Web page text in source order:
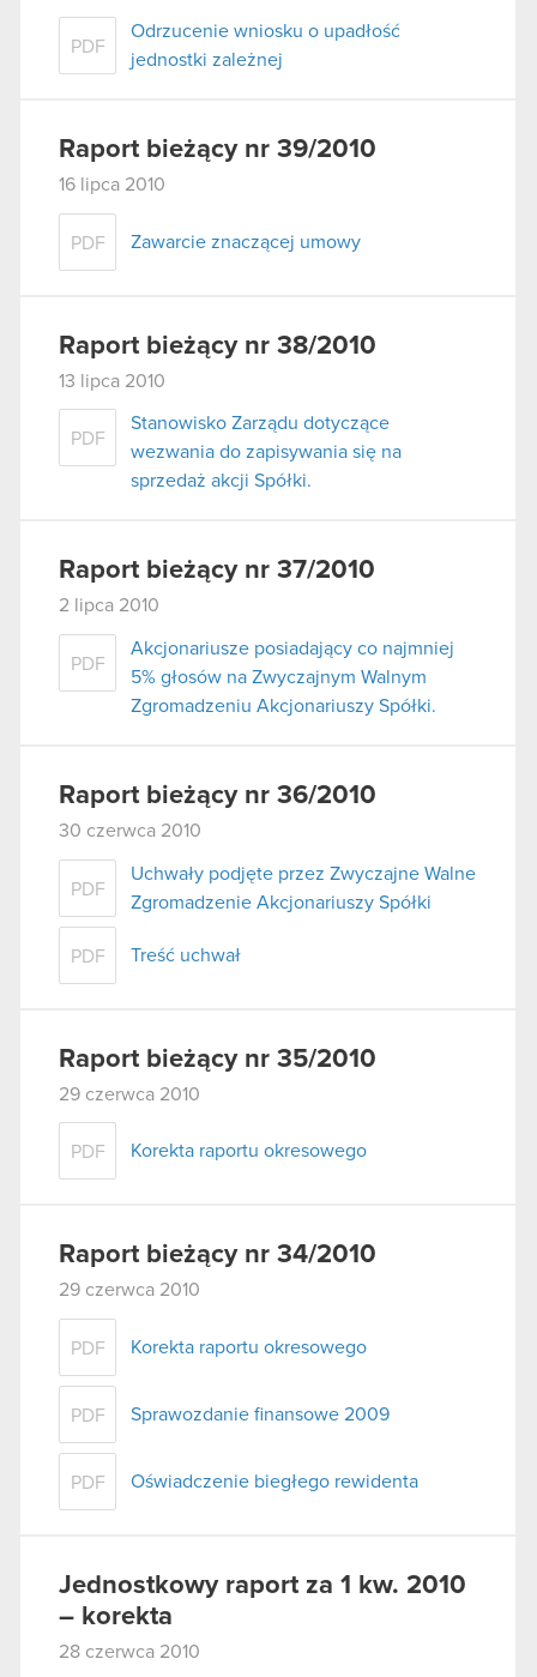
PDF
Odrzucenie wniosku o upadłość
jednostki zależnej
Raport bieżący nr 39/2010
16 lipca 2010
PDF Zawarcie znaczącej umowy
Raport bieżący nr 38/2010
13 lipca 2010
PDF
Stanowisko Zarządu dotyczące
wezwania do zapisywania się na
sprzedaż akcji Spółki.
Raport bieżący nr 37/2010
2 lipca 2010
PDF
Akcjonariusze posiadający co najmniej
5% głosów na Zwyczajnym Walnym
Zgromadzeniu Akcjonariuszy Spółki.
Raport bieżący nr 36/2010
30 czerwca 2010
PDF
Uchwały podjęte przez Zwyczajne Walne
Zgromadzenie Akcjonariuszy Spółki
PDF Treść uchwał
Raport bieżący nr 35/2010
29 czerwca 2010
PDF Korekta raportu okresowego
Raport bieżący nr 34/2010
29 czerwca 2010
PDF Korekta raportu okresowego
PDF Sprawozdanie finansowe 2009
PDF Oświadczenie biegłego rewidenta
Jednostkowy raport za 1 kw. 2010
– korekta
28 czerwca 2010